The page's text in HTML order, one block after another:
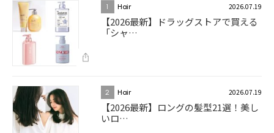
1 Hair 2026.07.19
【2026最新】ドラッグストアで買える
「シャ…
2 Hair 2026.07.19
【2026最新】ロングの髪型21選！美し
いロ…